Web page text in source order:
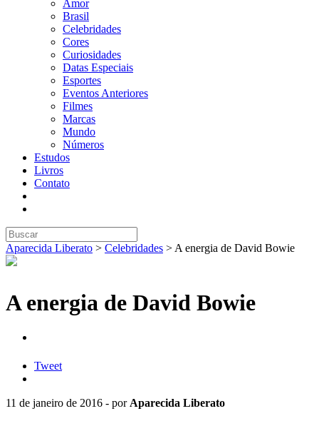
Amor
Brasil
Celebridades
Cores
Curiosidades
Datas Especiais
Esportes
Eventos Anteriores
Filmes
Marcas
Mundo
Números
Estudos
Livros
Contato
Aparecida Liberato > Celebridades > A energia de David Bowie
A energia de David Bowie
Tweet
11 de janeiro de 2016 - por Aparecida Liberato